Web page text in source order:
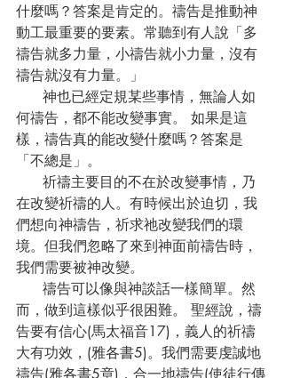
什麼嗎？答案是肯定的。禱告是推動神
動工最重要的要素。常聽到有人說「多
禱告就多力量，小禱告就小力量，沒有
禱告就沒有力量。」
何禱告，都不能改變事實。 如果是這
樣，禱告真的能改變什麼嗎？答案是
「不總是」。
在改變祈禱的人。有時候出於迫切，我
們想向神禱告，祈求祂改變我們的環
境。但我們忽略了來到神面前禱告時，
我們需要被神改變。
而，做到這樣似乎很困難。 聖經說，禱
告要有信心(馬太福音17)，義人的祈禱
大有功效，(雅各書5)。我們需要虔誠地
禱告(雅各書5章)，合一地禱告(使徒行傳